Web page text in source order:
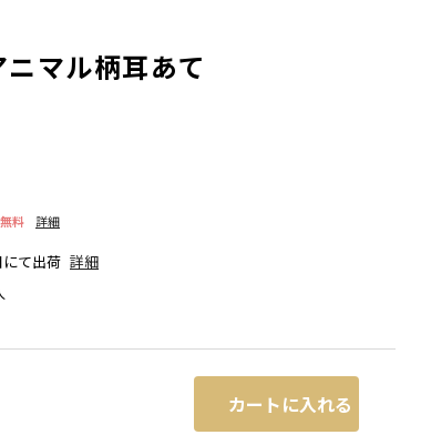
料
詳細
て出荷 詳細
ニマル柄耳あて
カートに入れる